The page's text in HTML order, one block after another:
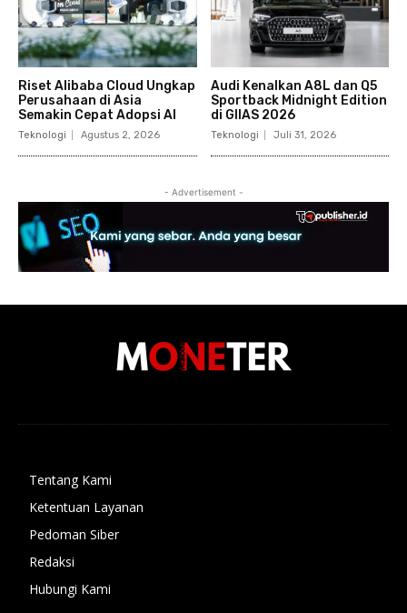
Riset Alibaba Cloud Ungkap
Perusahaan di Asia
Semakin Cepat Adopsi AI
Teknologi Agustus 2, 2026
Audi Kenalkan A8L dan Q5
Sportback Midnight Edition
di GIIAS 2026
Teknologi Juli 31, 2026
- Advertisement -
Tentang Kami
Ketentuan Layanan
Pedoman Siber
Redaksi
Hubungi Kami